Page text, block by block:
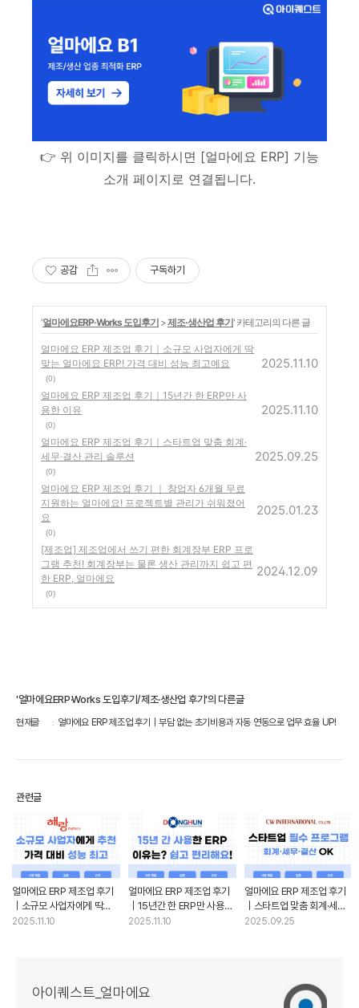
👉 위 이미지를 클릭하시면 [얼마에요 ERP] 기능
소개 페이지로 연결됩니다.
공감 구독하기
'얼마에요ERP·Works 도입후기 >제조·생산업 후기' 카테고리의 다른 글
얼마에요 ERP 제조업 후기｜소규모 사업자에게 딱
맞는 얼마에요 ERP! 가격 대비 성능 최고예요
(0)
2025.11.10
얼마에요 ERP 제조업 후기｜15년간 한 ERP만 사
용한 이유
(0)
2025.11.10
얼마에요 ERP 제조업 후기｜스타트업 맞춤 회계·
세무·결산 관리 솔루션
(0)
2025.09.25
얼마에요 ERP 제조업 후기 ｜ 창업자 6개월 무료
지원하는 얼마에요! 프로젝트별 관리가 쉬워졌어
요
(0)
2025.01.23
[제조업] 제조업에서 쓰기 편한 회계장부 ERP 프로
그램 추천! 회계장부는 물론 생산 관리까지 쉽고 편
한 ERP, 얼마에요
(0)
2024.12.09
'얼마에요ERP·Works 도입후기/제조·생산업 후기'의 다른글
현재글 얼마에요 ERP 제조업 후기｜부담 없는 초기비용과 자동 연동으로 업무 효율 UP!
관련글
얼마에요 ERP 제조업 후기
｜소규모 사업자에게 딱
맞는 얼마에요 ERP! 가격
2025.11.10
얼마에요 ERP 제조업 후기
｜15년간 한 ERP만 사용한
이유
2025.11.10
얼마에요 ERP 제조업 후기
｜스타트업 맞춤 회계·세무·
결산 관리 솔루션
2025.09.25
아이퀘스트_얼마에요